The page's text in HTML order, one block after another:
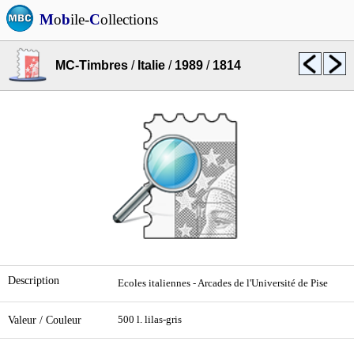
Mobile-Collections
MC-Timbres / Italie / 1989 / 1814
Description Ecoles italiennes - Arcades de l'Université de Pise
Valeur / Couleur 500 l. lilas-gris